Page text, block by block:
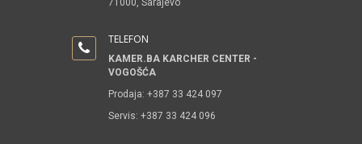
71000, Sarajevo
TELEFON
KAMER.BA KARCHER CENTER -
VOGOŠĆA
Prodaja: +387 33 424 097
Servis: +387 33 424 096